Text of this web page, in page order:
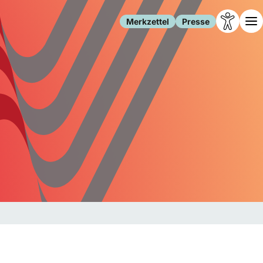
Merkzettel Presse
Leben
Familie
Freizeit
Gesundheit
Internet
Gesellschaft
Forschung
Migration
Polizei